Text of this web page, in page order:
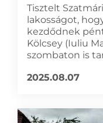
Tisztelt
lakosságot,
kezdődnek
Kölcsey (Iuliu
szombaton is
2025.08.07